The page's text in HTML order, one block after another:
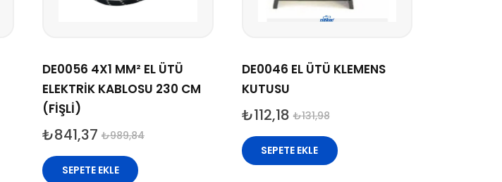
DE0056 4X1 MM² EL ÜTÜ
ELEKTRİK KABLOSU 230 CM
(FİŞLİ)
₺989,84
₺841,37
SEPETE EKLE
DE0046 EL ÜTÜ KLEMENS
KUTUSU
₺131,98
₺112,18
SEPETE EKLE